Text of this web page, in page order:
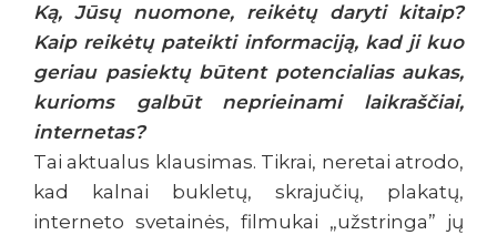
Ką, Jūsų nuomone, reikėtų daryti kitaip?
Kaip reikėtų pateikti informaciją, kad ji kuo
geriau pasiektų būtent potencialias aukas,
kurioms galbūt neprieinami laikraščiai,
internetas?
Tai aktualus klausimas. Tikrai, neretai atrodo,
kad kalnai bukletų, skrajučių, plakatų,
interneto svetainės, filmukai „užstringa” jų